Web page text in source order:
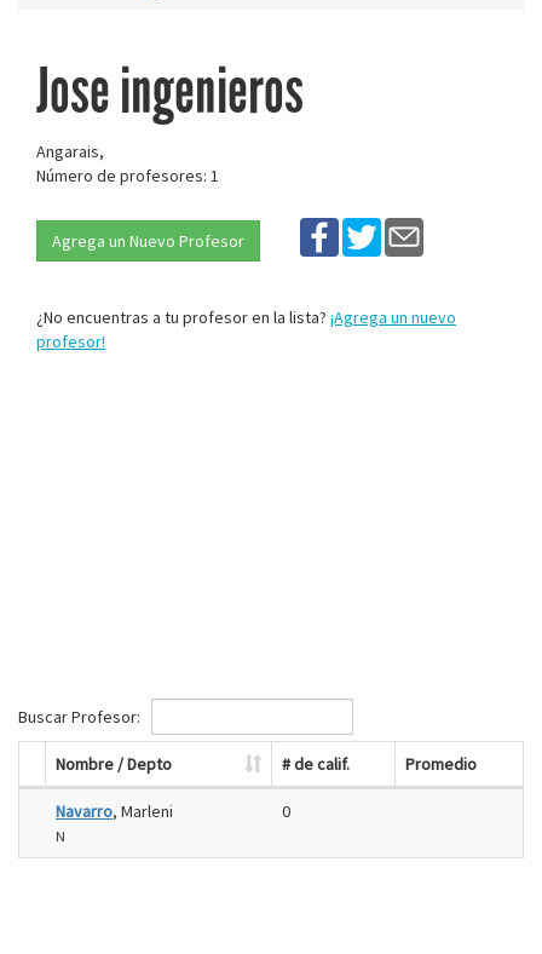
Jose ingenieros
Angarais,
Número de profesores: 1
Agrega un Nuevo Profesor
¿No encuentras a tu profesor en la lista? ¡Agrega un nuevo
profesor!
Buscar Profesor:
Nombre / Depto # de calif. Promedio
Navarro, Marleni
N
0